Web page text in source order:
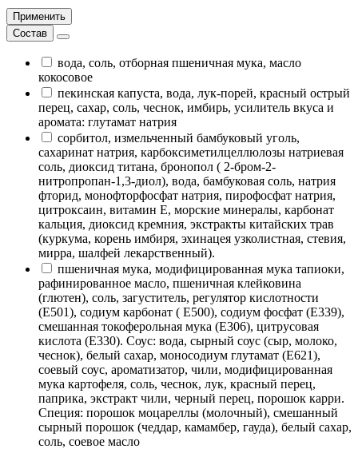
Применить
Состав
вода, соль, отборная пшеничная мука, масло
кокосовое
пекинская капуста, вода, лук-порей, красный острый
перец, сахар, соль, чеснок, имбирь, усилитель вкуса и
аромата: глутамат натрия
сорбитол, измельченный бамбуковый уголь,
сахаринат натрия, карбоксиметилцеллюлозы натриевая
соль, диоксид титана, бронопол ( 2-бром-2-
нитропропан-1,3-диол), вода, бамбуковая соль, натрия
фторид, монофторфосфат натрия, пирофосфат натрия,
цитроксаин, витамин Е, морские минералы, карбонат
кальция, диоксид кремния, экстракты китайских трав
(куркума, корень имбиря, эхинацея узколистная, стевия,
мирра, шалфей лекарственный).
пшеничная мука, модифицированная мука тапиоки,
рафинированное масло, пшеничная клейковина
(глютен), соль, загуститель, регулятор кислотности
(Е501), содиум карбонат ( Е500), содиум фосфат (Е339),
смешанная токоферольная мука (Е306), цитрусовая
кислота (Е330). Соус: вода, сырный соус (сыр, молоко,
чеснок), белый сахар, моносодиум глутамат (Е621),
соевый соус, ароматизатор, чили, модифицированная
мука картофеля, соль, чеснок, лук, красный перец,
паприка, экстракт чили, черный перец, порошок карри.
Специя: порошок моцареллы (молочный), смешанный
сырный порошок (чеддар, камамбер, гауда), белый сахар,
соль, соевое масло